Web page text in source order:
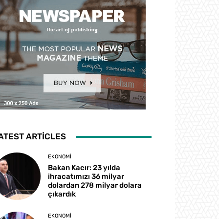
ARTICLES
EKONOMI
Bakan Kacır: 23 yılda
ihracatımızı 36 milyar
dolardan 278 milyar dolara
çıkardık
EKONOMI